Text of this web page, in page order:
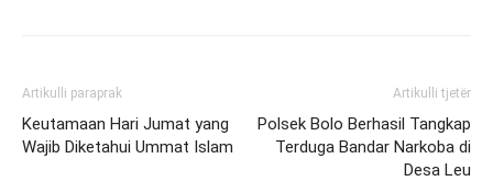
Artikulli paraprak
Keutamaan Hari Jumat yang
Wajib Diketahui Ummat Islam
Artikulli tjetër
Polsek Bolo Berhasil Tangkap
Terduga Bandar Narkoba di
Desa Leu